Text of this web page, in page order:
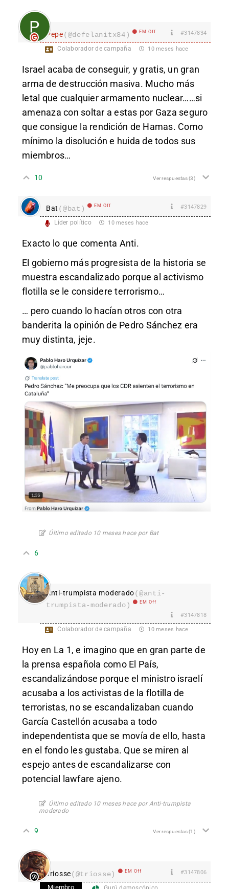
Pepe(@defelanitx84) EM Off #3147834
Colaborador de campaña 10 meses hace
Israel acaba de conseguir, y gratis, un gran
arma de destrucción masiva. Mucho más
letal que cualquier armamento nuclear……si
amenaza con soltar a estas por Gaza seguro
que consigue la rendición de Hamas. Como
mínimo la disolución e huida de todos sus
miembros…
10 Ver respuestas(3)
Bat (@bat) EM Off #3147829
Líder político 10 meses hace
Exacto lo que comenta Anti.
El gobierno más progresista de la historia se
muestra escandalizado porque al activismo
flotilla se le considere terrorismo…
… pero cuando lo hacían otros con otra
banderita la opinión de Pedro Sánchez era
muy distinta, jeje.
Último editado 10 meses hace por Bat
6
Anti-trumpista moderado(@anti-
trumpista-moderado)
EM Off
#3147818
Colaborador de campaña 10 meses hace
Hoy en La 1, e imagino que en gran parte de
la prensa española como El País,
escandalizándose porque el ministro israelí
acusaba a los activistas de la flotilla de
terroristas, no se escandalizaban cuando
García Castellón acusaba a todo
independentista que se movía de ello, hasta
en el fondo les gustaba. Que se miren al
espejo antes de escandalizarse con
potencial lawfare ajeno.
Último editado 10 meses hace por Anti-trumpista
moderado
9 Ver respuestas(1)
Triosse(@triosse) EM Off #3147806
Miembro